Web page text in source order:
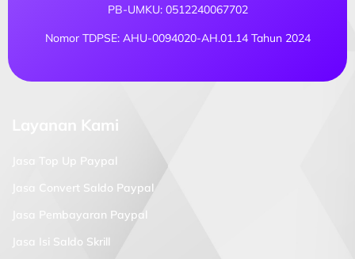
PB-UMKU: 0512240067702
Nomor TDPSE: AHU-0094020-AH.01.14 Tahun 2024
Layanan Kami
Jasa Top Up Paypal
Jasa Convert Saldo Paypal
Jasa Pembayaran Paypal
Jasa Isi Saldo Skrill